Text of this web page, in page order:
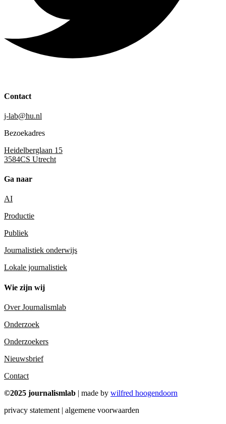
Contact
j-lab@hu.nl
Bezoekadres
Heidelberglaan 15
3584CS Utrecht
Ga naar
AI
Productie
Publiek
Journalistiek onderwijs
Lokale journalistiek
Wie zijn wij
Over Journalismlab
Onderzoek
Onderzoekers
Nieuwsbrief
Contact
©2025 journalismlab | made by wilfred hoogendoorn
privacy statement | algemene voorwaarden